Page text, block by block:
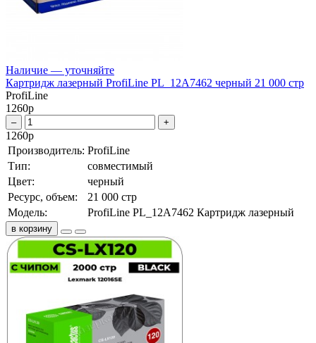
Наличие — уточняйте
Картридж лазерный ProfiLine PL_12A7462 черный 21 000 стр
ProfiLine
1260р
– +
1260р
Производитель: ProfiLine
Тип:
совместимый
Цвет:
черный
Ресурс, объем:
21 000 стр
Модель:
ProfiLine PL_12A7462 Картридж лазерный
в корзину